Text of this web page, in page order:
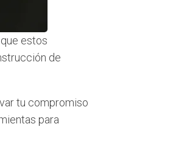
estos
de
tu compromiso
para